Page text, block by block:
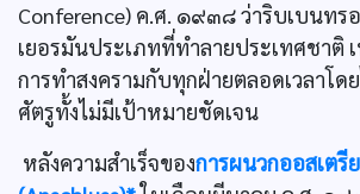
Conference) ค.ศ. ๑๙๓๘ ว่าริบเบนทร
เยอรมันประเภทที่ทำลายประเทศชาติ
การทำสงครามกับทุกฝ่ายตลอดเวลาโด
ศัตรูทั้งไม่มีเป้าหมายชัดเจน
หลังความสำเร็จของการผนวกออสเตรี